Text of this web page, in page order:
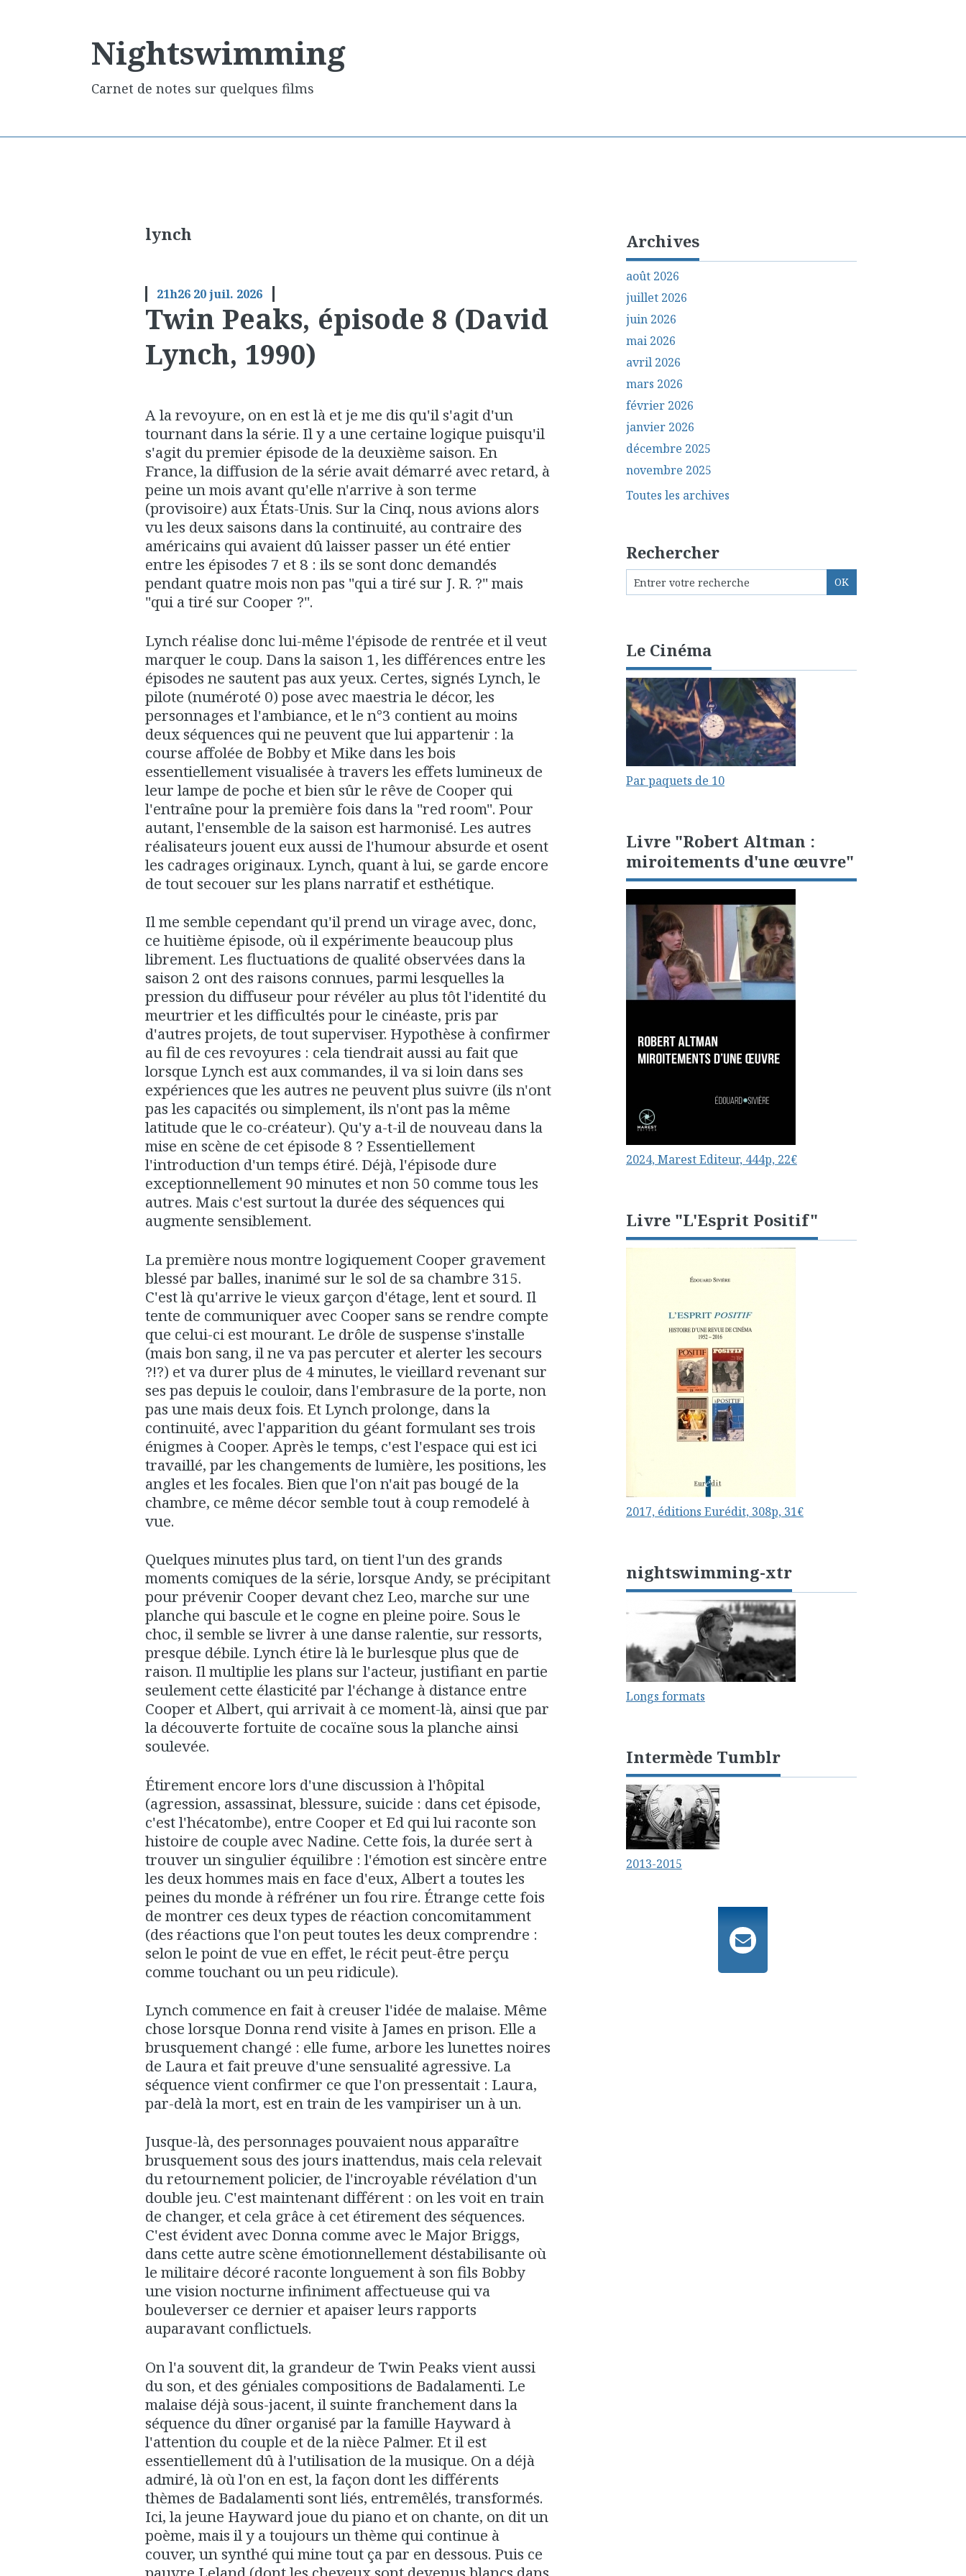
Nightswimming
Carnet de notes sur quelques films
lynch
21h26 20juil. 2026
Twin Peaks, épisode 8 (David
Lynch, 1990)
A la revoyure, on en est là et je me dis qu'il s'agit d'un
tournant dans la série. Il y a une certaine logique puisqu'il
s'agit du premier épisode de la deuxième saison. En
France, la diffusion de la série avait démarré avec retard, à
peine un mois avant qu'elle n'arrive à son terme
(provisoire) aux États-Unis. Sur la Cinq, nous avions alors
vu les deux saisons dans la continuité, au contraire des
américains qui avaient dû laisser passer un été entier
entre les épisodes 7 et 8 : ils se sont donc demandés
pendant quatre mois non pas "qui a tiré sur J. R. ?" mais
"qui a tiré sur Cooper ?".
Lynch réalise donc lui-même l'épisode de rentrée et il veut
marquer le coup. Dans la saison 1, les différences entre les
épisodes ne sautent pas aux yeux. Certes, signés Lynch, le
pilote (numéroté 0) pose avec maestria le décor, les
personnages et l'ambiance, et le n°3 contient au moins
deux séquences qui ne peuvent que lui appartenir : la
course affolée de Bobby et Mike dans les bois
essentiellement visualisée à travers les effets lumineux de
leur lampe de poche et bien sûr le rêve de Cooper qui
l'entraîne pour la première fois dans la "red room". Pour
autant, l'ensemble de la saison est harmonisé. Les autres
réalisateurs jouent eux aussi de l'humour absurde et osent
les cadrages originaux. Lynch, quant à lui, se garde encore
de tout secouer sur les plans narratif et esthétique.
Il me semble cependant qu'il prend un virage avec, donc,
ce huitième épisode, où il expérimente beaucoup plus
librement. Les fluctuations de qualité observées dans la
saison 2 ont des raisons connues, parmi lesquelles la
pression du diffuseur pour révéler au plus tôt l'identité du
meurtrier et les difficultés pour le cinéaste, pris par
d'autres projets, de tout superviser. Hypothèse à confirmer
au fil de ces revoyures : cela tiendrait aussi au fait que
lorsque Lynch est aux commandes, il va si loin dans ses
expériences que les autres ne peuvent plus suivre (ils n'ont
pas les capacités ou simplement, ils n'ont pas la même
latitude que le co-créateur). Qu'y a-t-il de nouveau dans la
mise en scène de cet épisode 8 ? Essentiellement
l'introduction d'un temps étiré. Déjà, l'épisode dure
exceptionnellement 90 minutes et non 50 comme tous les
autres. Mais c'est surtout la durée des séquences qui
augmente sensiblement.
La première nous montre logiquement Cooper gravement
blessé par balles, inanimé sur le sol de sa chambre 315.
C'est là qu'arrive le vieux garçon d'étage, lent et sourd. Il
tente de communiquer avec Cooper sans se rendre compte
que celui-ci est mourant. Le drôle de suspense s'installe
(mais bon sang, il ne va pas percuter et alerter les secours
?!?) et va durer plus de 4 minutes, le vieillard revenant sur
ses pas depuis le couloir, dans l'embrasure de la porte, non
pas une mais deux fois. Et Lynch prolonge, dans la
continuité, avec l'apparition du géant formulant ses trois
énigmes à Cooper. Après le temps, c'est l'espace qui est ici
travaillé, par les changements de lumière, les positions, les
angles et les focales. Bien que l'on n'ait pas bougé de la
chambre, ce même décor semble tout à coup remodelé à
vue.
Quelques minutes plus tard, on tient l'un des grands
moments comiques de la série, lorsque Andy, se précipitant
pour prévenir Cooper devant chez Leo, marche sur une
planche qui bascule et le cogne en pleine poire. Sous le
choc, il semble se livrer à une danse ralentie, sur ressorts,
presque débile. Lynch étire là le burlesque plus que de
raison. Il multiplie les plans sur l'acteur, justifiant en partie
seulement cette élasticité par l'échange à distance entre
Cooper et Albert, qui arrivait à ce moment-là, ainsi que par
la découverte fortuite de cocaïne sous la planche ainsi
soulevée.
Étirement encore lors d'une discussion à l'hôpital
(agression, assassinat, blessure, suicide : dans cet épisode,
c'est l'hécatombe), entre Cooper et Ed qui lui raconte son
histoire de couple avec Nadine. Cette fois, la durée sert à
trouver un singulier équilibre : l'émotion est sincère entre
les deux hommes mais en face d'eux, Albert a toutes les
peines du monde à réfréner un fou rire. Étrange cette fois
de montrer ces deux types de réaction concomitamment
(des réactions que l'on peut toutes les deux comprendre :
selon le point de vue en effet, le récit peut-être perçu
comme touchant ou un peu ridicule).
Lynch commence en fait à creuser l'idée de malaise. Même
chose lorsque Donna rend visite à James en prison. Elle a
brusquement changé : elle fume, arbore les lunettes noires
de Laura et fait preuve d'une sensualité agressive. La
séquence vient confirmer ce que l'on pressentait : Laura,
par-delà la mort, est en train de les vampiriser un à un.
Jusque-là, des personnages pouvaient nous apparaître
brusquement sous des jours inattendus, mais cela relevait
du retournement policier, de l'incroyable révélation d'un
double jeu. C'est maintenant différent : on les voit en train
de changer, et cela grâce à cet étirement des séquences.
C'est évident avec Donna comme avec le Major Briggs,
dans cette autre scène émotionnellement déstabilisante où
le militaire décoré raconte longuement à son fils Bobby
une vision nocturne infiniment affectueuse qui va
bouleverser ce dernier et apaiser leurs rapports
auparavant conflictuels.
On l'a souvent dit, la grandeur de Twin Peaks vient aussi
du son, et des géniales compositions de Badalamenti. Le
malaise déjà sous-jacent, il suinte franchement dans la
séquence du dîner organisé par la famille Hayward à
l'attention du couple et de la nièce Palmer. Et il est
essentiellement dû à l'utilisation de la musique. On a déjà
admiré, là où l'on en est, la façon dont les différents
thèmes de Badalamenti sont liés, entremêlés, transformés.
Ici, la jeune Hayward joue du piano et on chante, on dit un
poème, mais il y a toujours un thème qui continue à
couver, un synthé qui mine tout ça par en dessous. Puis ce
Archives
août 2026
juillet 2026
juin 2026
mai 2026
avril 2026
mars 2026
février 2026
janvier 2026
décembre 2025
novembre 2025
Toutes les archives
Rechercher
Le Cinéma
Par paquets de 10
Livre "Robert Altman :
miroitements d'une œuvre"
2024, Marest Editeur, 444p, 22€
Livre "L'Esprit Positif"
2017, éditions Eurédit, 308p, 31€
nightswimming-xtr
Longs formats
Intermède Tumblr
2013-2015